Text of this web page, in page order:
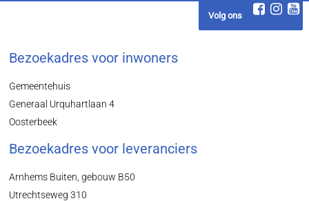
Volg ons
Bezoekadres voor inwoners
Gemeentehuis
Generaal Urquhartlaan 4
Oosterbeek
Bezoekadres voor leveranciers
Arnhems Buiten, gebouw B50
Utrechtseweg 310